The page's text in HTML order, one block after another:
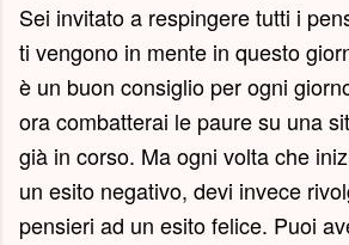
Sei invitato a respingere tutti i
ti vengono in mente in questo
è un buon consiglio per ogni
ora combatterai le paure su una
già in corso. Ma ogni volta che
un esito negativo, devi invece
pensieri ad un esito felice. Puoi